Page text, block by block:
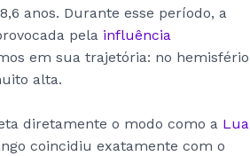
anos. Durante esse período, a
pela influência
em sua trajetória: no hemisfério
alta.
diretamente o modo como a Lua
coincidiu exatamente com o